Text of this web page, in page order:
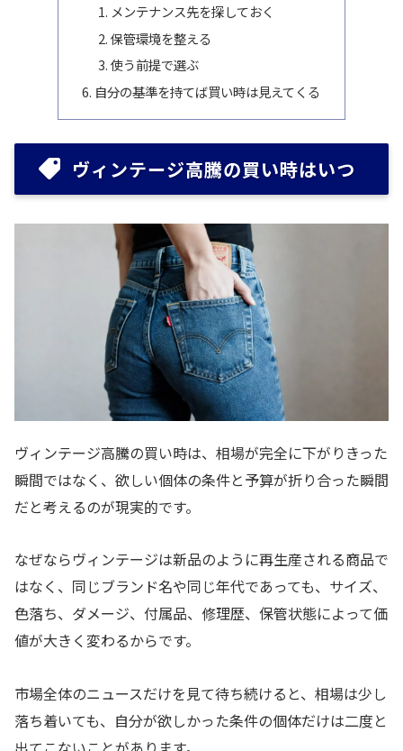
メンテナンス先を探しておく
保管環境を整える
使う前提で選ぶ
自分の基準を持てば買い時は見えてくる
ヴィンテージ高騰の買い時はいつ
ヴィンテージ高騰の買い時は、相場が完全に下がりきった
瞬間ではなく、欲しい個体の条件と予算が折り合った瞬間
だと考えるのが現実的です。
なぜならヴィンテージは新品のように再生産される商品で
はなく、同じブランド名や同じ年代であっても、サイズ、
色落ち、ダメージ、付属品、修理歴、保管状態によって価
値が大きく変わるからです。
市場全体のニュースだけを見て待ち続けると、相場は少し
落ち着いても、自分が欲しかった条件の個体だけは二度と